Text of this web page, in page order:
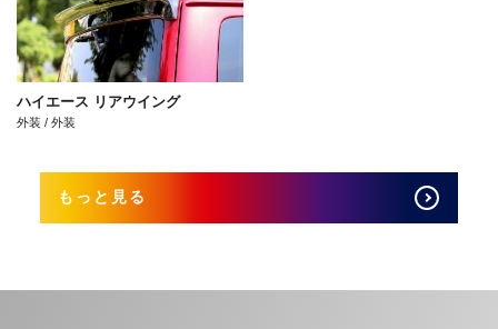
ハイエース リアウイング
外装 / 外装
もっと見る